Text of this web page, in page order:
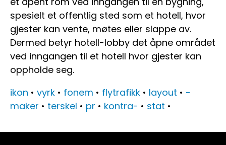
spesielt et offentlig sted som et hotell, hvor
gjester kan vente, møtes eller slappe av.
Dermed betyr hotell-lobby det åpne området
ved inngangen til et hotell hvor gjester kan
oppholde seg.
ikon • vyrk • fonem • flytrafikk • layout • -
maker • terskel • pr • kontra- • stat •